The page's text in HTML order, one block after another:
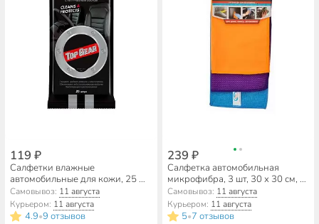
119 ₽
Салфетки влажные
автомобильные для кожи, 25 шт,
Top Gear, 48237
Самовывоз: 11 августа
Курьером: 11 августа
4.9•9 отзывов
239 ₽
Салфетка автомобильная
микрофибра, 3 шт, 30 х 30 см, в
ассортименте, AV-018013
Самовывоз: 11 августа
Курьером: 11 августа
5•7 отзывов